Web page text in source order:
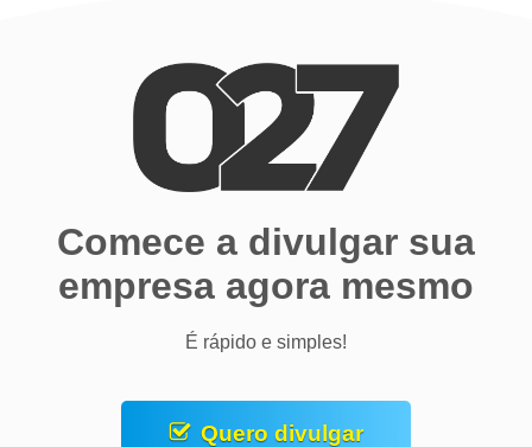
Comece a divulgar sua
empresa agora mesmo
É rápido e simples!
Quero divulgar